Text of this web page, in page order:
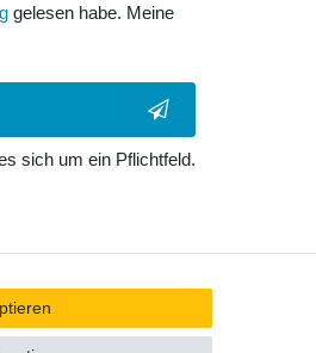
gelesen habe. Meine
sich um ein Pflichtfeld.